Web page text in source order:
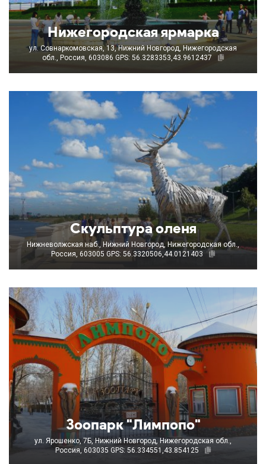
Нижегородская ярмарка
ул. Совнаркомовская, 13, Нижний Новгород, Нижегородская
обл., Россия, 603086 GPS: 56.3283353,43.9612437
Скульптура оленя
Нижневолжская наб., Нижний Новгород, Нижегородская обл.,
Россия, 603005 GPS: 56.3320506,44.0121403
Зоопарк "Лимпопо"
ул. Ярошенко, 7Б, Нижний Новгород, Нижегородская обл.,
Россия, 603035 GPS: 56.334551,43.854125